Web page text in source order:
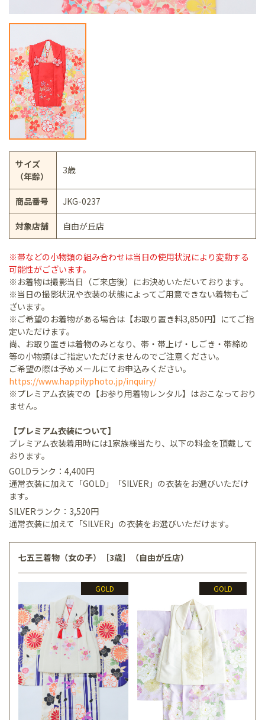
サイズ
（年齢）
3歳
商品番号 JKG-0237
対象店舗 自由が丘店
※帯などの小物類の組み合わせは当日の使用状況により変動する
可能性がございます。
※お着物は撮影当日（ご来店後）にお決めいただいております。
※当日の撮影状況や衣装の状態によってご用意できない着物もご
ざいます。
※ご希望のお着物がある場合は【お取り置き料3,850円】にてご指
定いただけます。
尚、お取り置きは着物のみとなり、帯・帯上げ・しごき・帯締め
等の小物類はご指定いただけませんのでご注意ください。
ご希望の際は予めメールにてお申込みください。
https://www.happilyphoto.jp/inquiry/
※プレミアム衣装での【お参り用着物レンタル】はおこなっており
ません。
【プレミアム衣装について】
プレミアム衣装着用時には1家族様当たり、以下の料金を頂戴して
おります。
GOLDランク：4,400円
通常衣装に加えて「GOLD」「SILVER」の衣装をお選びいただけ
ます。
SILVERランク：3,520円
通常衣装に加えて「SILVER」の衣装をお選びいただけます。
七五三着物（女の子）［3歳］（自由が丘店）
GOLD GOLD